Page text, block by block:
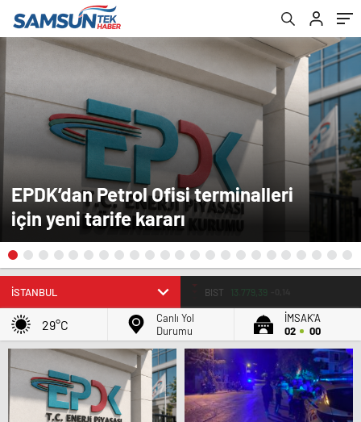
EPDK’dan Petrol Ofisi terminalleri
için yeni tarife kararı
BIST 13.779,39
29°C
Canlı Yol
Durumu
İMSAK'A
02
00